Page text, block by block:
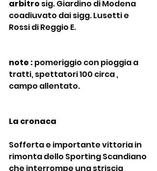
arbitro sig. Giardino di Modena
coadiuvato dai sigg. Lusetti e
Rossi di Reggio E.
note : pomeriggio con pioggia a
tratti, spettatori 100 circa ,
campo allentato.
La cronaca
Sofferta e importante vittoria in
rimonta dello Sporting Scandiano
che interrompe una striscia